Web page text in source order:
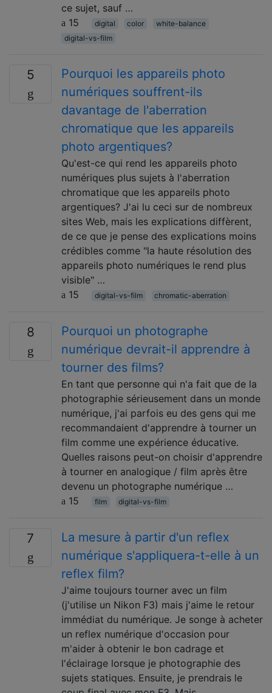
ce sujet, sauf …
15
digital color
white-balance
digital-vs-film
5
Pourquoi les appareils photo
numériques souffrent-ils
davantage de l'aberration
chromatique que les appareils
photo argentiques?
Qu'est-ce qui rend les appareils photo
numériques plus sujets à l'aberration
chromatique que les appareils photo
argentiques? J'ai lu ceci sur de nombreux
sites Web, mais les explications diffèrent,
de ce que je pense des explications moins
crédibles comme "la haute résolution des
appareils photo numériques le rend plus
visible" …
15
digital-vs-film chromatic-aberration
8
Pourquoi un photographe
numérique devrait-il apprendre à
tourner des films?
En tant que personne qui n'a fait que de la
photographie sérieusement dans un monde
numérique, j'ai parfois eu des gens qui me
recommandaient d'apprendre à tourner un
film comme une expérience éducative.
Quelles raisons peut-on choisir d'apprendre
à tourner en analogique / film après être
devenu un photographe numérique …
15
film digital-vs-film
7
La mesure à partir d'un reflex
numérique s'appliquera-t-elle à un
reflex film?
J'aime toujours tourner avec un film
(j'utilise un Nikon F3) mais j'aime le retour
immédiat du numérique. Je songe à acheter
un reflex numérique d'occasion pour
m'aider à obtenir le bon cadrage et
l'éclairage lorsque je photographie des
sujets statiques. Ensuite, je prendrais le